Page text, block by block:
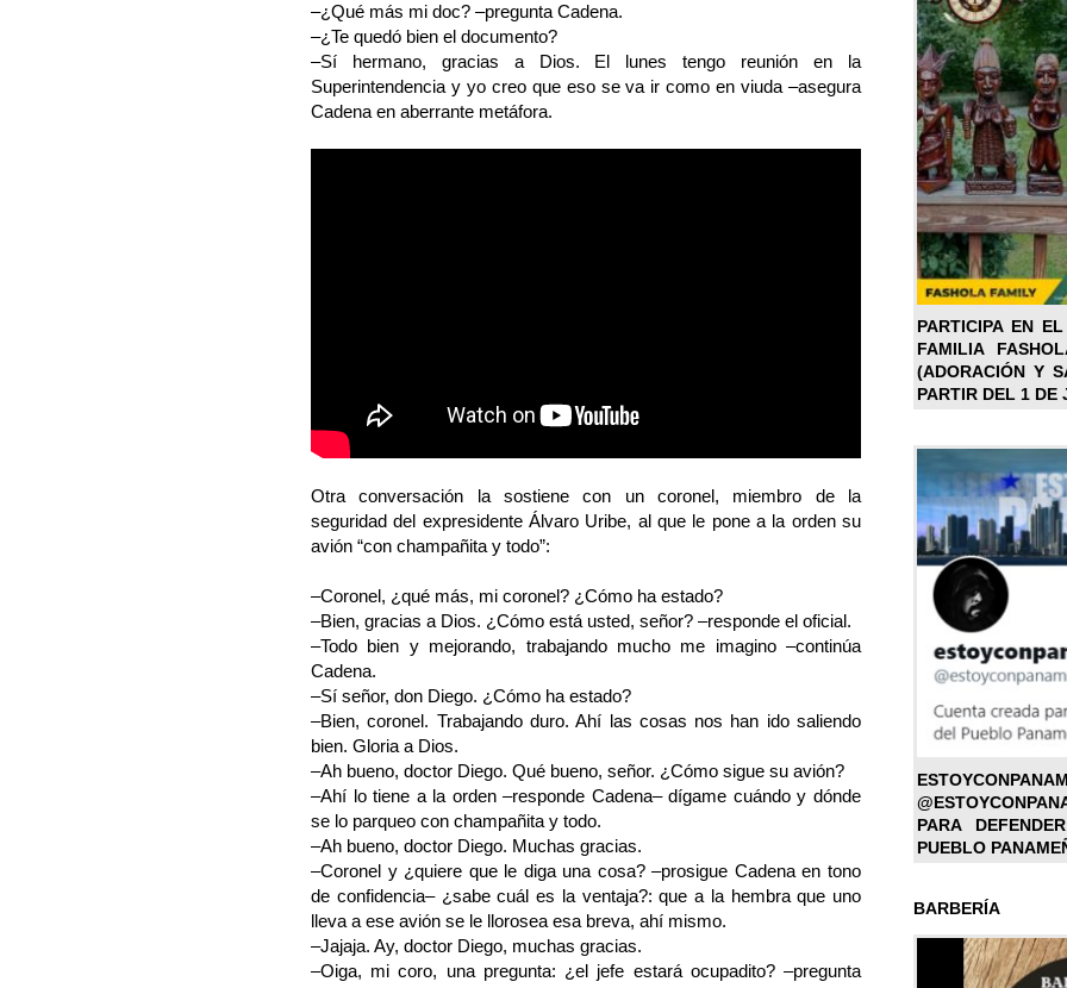
–¿Qué más mi doc? –pregunta Cadena.
–¿Te quedó bien el documento?
–Sí hermano, gracias a Dios. El lunes tengo reunión en la
Superintendencia y yo creo que eso se va ir como en viuda –asegura
Cadena en aberrante metáfora.
Otra conversación la sostiene con un coronel, miembro de la
seguridad del expresidente Álvaro Uribe, al que le pone a la orden su
avión “con champañita y todo”:
–Coronel, ¿qué más, mi coronel? ¿Cómo ha estado?
–Bien, gracias a Dios. ¿Cómo está usted, señor? –responde el oficial.
–Todo bien y mejorando, trabajando mucho me imagino –continúa
Cadena.
–Sí señor, don Diego. ¿Cómo ha estado?
–Bien, coronel. Trabajando duro. Ahí las cosas nos han ido saliendo
bien. Gloria a Dios.
–Ah bueno, doctor Diego. Qué bueno, señor. ¿Cómo sigue su avión?
–Ahí lo tiene a la orden –responde Cadena– dígame cuándo y dónde
se lo parqueo con champañita y todo.
–Ah bueno, doctor Diego. Muchas gracias.
–Coronel y ¿quiere que le diga una cosa? –prosigue Cadena en tono
de confidencia– ¿sabe cuál es la ventaja?: que a la hembra que uno
lleva a ese avión se le llorosea esa breva, ahí mismo.
–Jajaja. Ay, doctor Diego, muchas gracias.
–Oiga, mi coro, una pregunta: ¿el jefe estará ocupadito? –pregunta
PARTICIPA EN
FAMILIA
(ADORACIÓN Y
PARTIR DEL 1 DE
PARA
PUEBLO
BARBERÍA